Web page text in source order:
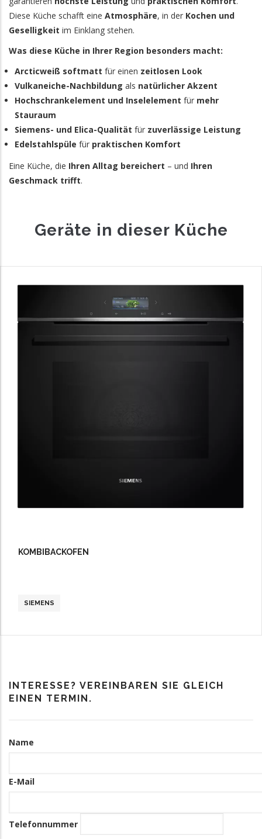
Diese Küche schafft eine Atmosphäre, in der Kochen und
Geselligkeit im Einklang stehen.
Was diese Küche in Ihrer Region besonders macht:
Arcticweiß softmatt für einen zeitlosen Look
Vulkaneiche-Nachbildung als natürlicher Akzent
Hochschrankelement und Inselelement für mehr
Stauraum
Siemens- und Elica-Qualität für zuverlässige Leistung
Edelstahlspüle für praktischen Komfort
Eine Küche, die Ihren Alltag bereichert – und Ihren
Geschmack trifft.
Geräte in dieser Küche
KOMBIBACKOFEN
SIEMENS
INTERESSE? VEREINBAREN SIE GLEICH
EINEN TERMIN.
Informationen
Name
E-Mail
Telefonnummer